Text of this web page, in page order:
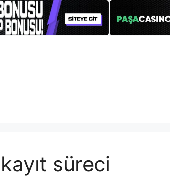
süreci